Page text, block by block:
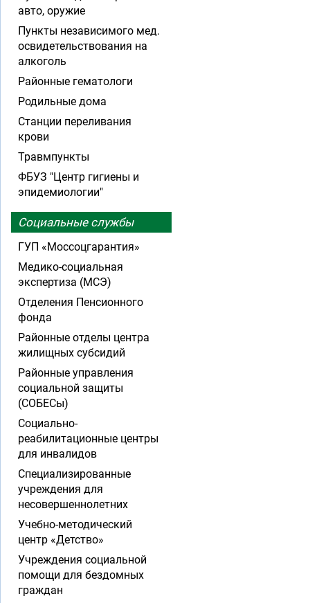
авто, оружие
Пункты независимого мед.
освидетельствования на
алкоголь
Районные гематологи
Родильные дома
Станции переливания
крови
Травмпункты
ФБУЗ "Центр гигиены и
эпидемиологии"
Социальные службы
ГУП «Моссоцгарантия»
Медико-социальная
экспертиза (МСЭ)
Отделения Пенсионного
фонда
Районные отделы центра
жилищных субсидий
Районные управления
социальной защиты
(СОБЕСы)
Социально-
реабилитационные центры
для инвалидов
Специализированные
учреждения для
несовершеннолетних
Учебно-методический
центр «Детство»
Учреждения социальной
помощи для бездомных
граждан